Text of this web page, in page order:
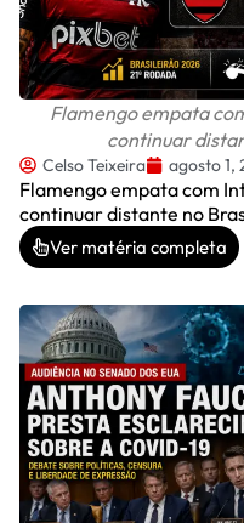
Flamengo empata
continuar
Celso Teixeira agosto 1,
Flamengo empata com
continuar distante no
Ver matéria completa